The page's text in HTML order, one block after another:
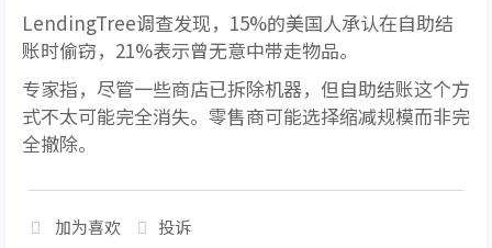
LendingTree调查发现，15%的美国人承认在自助结
账时偷窃，21%表示曾无意中带走物品。
专家指，尽管一些商店已拆除机器，但自助结账这个方
式不太可能完全消失。零售商可能选择缩减规模而非完
全撤除。
加为喜欢 投诉